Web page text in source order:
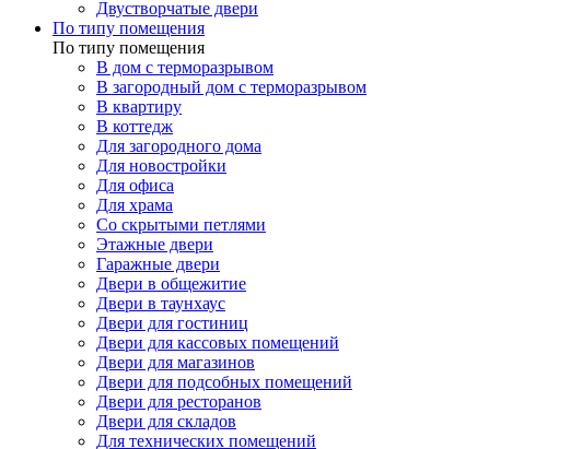
Двустворчатые двери
По типу помещения
По типу помещения
В дом с терморазрывом
В загородный дом с терморазрывом
В квартиру
В коттедж
Для загородного дома
Для новостройки
Для офиса
Для храма
Со скрытыми петлями
Этажные двери
Гаражные двери
Двери в общежитие
Двери в таунхаус
Двери для гостиниц
Двери для кассовых помещений
Двери для магазинов
Двери для подсобных помещений
Двери для ресторанов
Двери для складов
Для технических помещений